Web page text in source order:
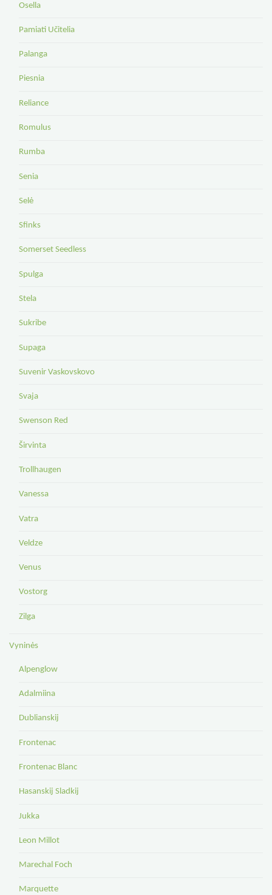
Osella
Pamiati Učitelia
Palanga
Piesnia
Reliance
Romulus
Rumba
Senia
Selė
Sfinks
Somerset Seedless
Spulga
Stela
Sukribe
Supaga
Suvenir Vaskovskovo
Svaja
Swenson Red
Širvinta
Trollhaugen
Vanessa
Vatra
Veldze
Venus
Vostorg
Zilga
Vyninės
Alpenglow
Adalmiina
Dublianskij
Frontenac
Frontenac Blanc
Hasanskij Sladkij
Jukka
Leon Millot
Marechal Foch
Marquette